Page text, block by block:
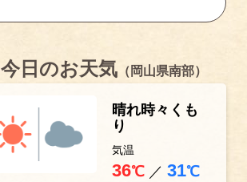
今日のお天気 （岡山県南部）
晴れ時々くも
り
気温
36℃／ 31℃